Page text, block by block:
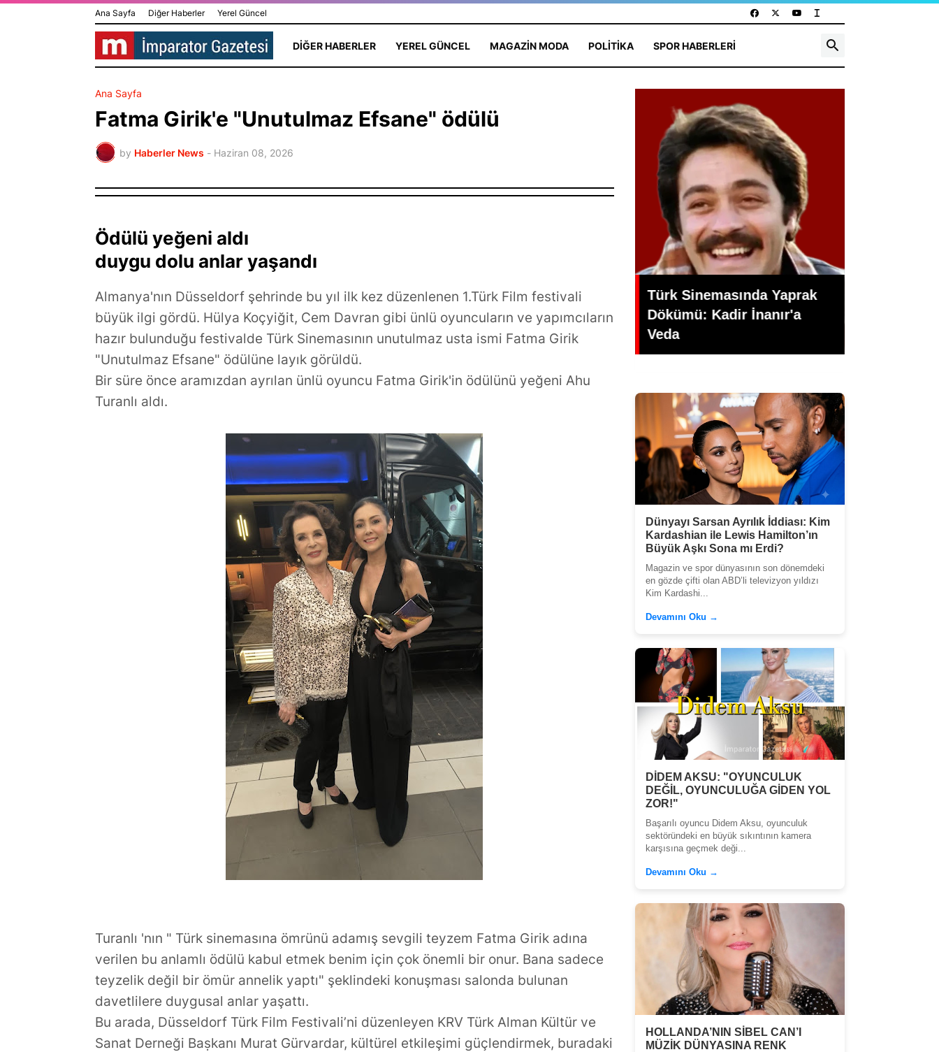
Ana Sayfa Diğer Haberler Yerel Güncel
DIĞER HABERLER YEREL GÜNCEL MAGAZIN MODA POLITIKA SPOR HABERLERI
Ana Sayfa
Fatma Girik'e "Unutulmaz Efsane" ödülü
by Haberler News - Haziran 08, 2026
Ödülü yeğeni aldı
duygu dolu anlar yaşandı
Almanya'nın Düsseldorf şehrinde bu yıl ilk kez düzenlenen 1.Türk Film festivali
büyük ilgi gördü. Hülya Koçyiğit, Cem Davran gibi ünlü oyuncuların ve yapımcıların
hazır bulunduğu festivalde Türk Sinemasının unutulmaz usta ismi Fatma Girik
"Unutulmaz Efsane" ödülüne layık görüldü.
Bir süre önce aramızdan ayrılan ünlü oyuncu Fatma Girik'in ödülünü yeğeni Ahu
Turanlı aldı.
Turanlı 'nın " Türk sinemasına ömrünü adamış sevgili teyzem Fatma Girik adına
verilen bu anlamlı ödülü kabul etmek benim için çok önemli bir onur. Bana sadece
teyzelik değil bir ömür annelik yaptı" şeklindeki konuşması salonda bulunan
davetlilere duygusal anlar yaşattı.
Bu arada, Düsseldorf Türk Film Festivali’ni düzenleyen KRV Türk Alman Kültür ve
Sanat Derneği Baṣkanı Murat Gürvardar, kültürel etkileşimi güçlendirmek, buradaki
Edebiyat ve Psikoloji
Dünyasının Üretken İsmi:
Büşra Öztürk
Yeşilçam’da Yas: Kadir
İnanır Hayatını Kaybetti,
Yönetmen Mehmet Ali
Gündoğdu’dan Duygusal
Veda
Türk Sinemasında Yaprak
Dökümü: Kadir İnanır'a
Veda
MÜZİK DÜNYASININ
HEDİYE’Sİ
Dünyayı Sarsan Ayrılık İddiası: Kim
Kardashian ile Lewis Hamilton’ın
Büyük Aşkı Sona mı Erdi?
Magazin ve spor dünyasının son dönemdeki
en gözde çifti olan ABD’li televizyon yıldızı
Kim Kardashi...
Devamını Oku →
DİDEM AKSU: "OYUNCULUK
DEĞİL, OYUNCULUĞA GİDEN YOL
ZOR!"
Başarılı oyuncu Didem Aksu, oyunculuk
sektöründeki en büyük sıkıntının kamera
karşısına geçmek deği...
Devamını Oku →
HOLLANDA’NIN SİBEL CAN’I
MÜZİK DÜNYASINA RENK